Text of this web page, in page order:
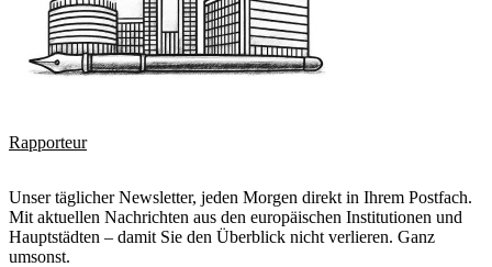
Rapporteur
Unser täglicher Newsletter, jeden Morgen direkt in Ihrem Postfach.
Mit aktuellen Nachrichten aus den europäischen Institutionen und
Hauptstädten – damit Sie den Überblick nicht verlieren. Ganz
umsonst.